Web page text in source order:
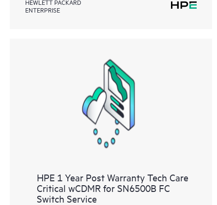
HEWLETT PACKARD
ENTERPRISE
HPE 1 Year Post Warranty Tech Care
Critical wCDMR for SN6500B FC
Switch Service